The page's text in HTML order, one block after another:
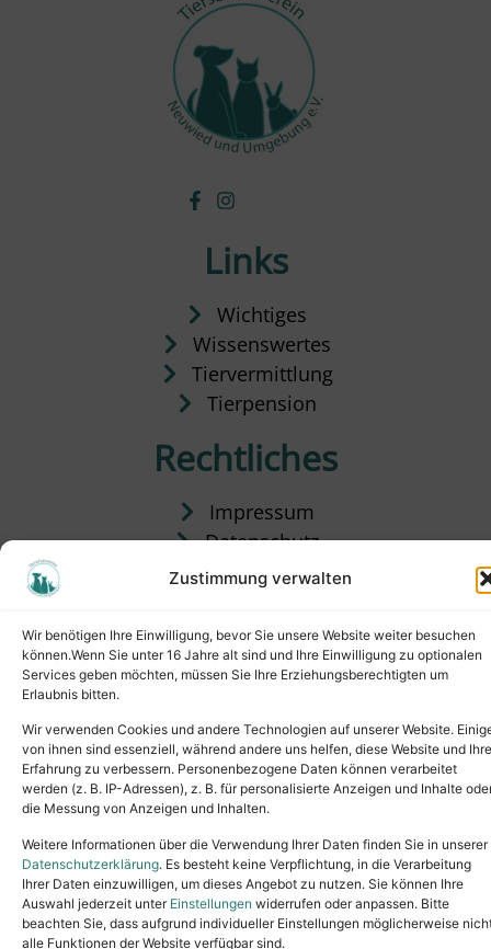
Zustimmung verwalten
Wir benötigen Ihre Einwilligung, bevor Sie unsere Website weiter besuchen
können.Wenn Sie unter 16 Jahre alt sind und Ihre Einwilligung zu optionalen
Services geben möchten, müssen Sie Ihre Erziehungsberechtigten um
Erlaubnis bitten.
Wir verwenden Cookies und andere Technologien auf unserer Website.
von ihnen sind essenziell, während andere uns helfen, diese Website und Ihre
Erfahrung zu verbessern. Personenbezogene Daten können verarbeitet
werden (z. B. IP-Adressen), z. B. für personalisierte Anzeigen und Inhalte
die Messung von Anzeigen und Inhalten.
Weitere Informationen über die Verwendung Ihrer Daten finden Sie in unserer
Datenschutzerklärung. Es besteht keine Verpflichtung, in die Verarbeitung
Ihrer Daten einzuwilligen, um dieses Angebot zu nutzen. Sie können Ihre
Auswahl jederzeit unter Einstellungen widerrufen oder anpassen. Bitte
beachten Sie, dass aufgrund individueller Einstellungen möglicherweise
alle Funktionen der Website verfügbar sind.
Links
Wichtiges
Wissenswertes
Tiervermittlung
Tierpension
Rechtliches
Impressum
Datenschutz
Satzung
Copyright © 2024. All rights reserved.
Tel.: (02631) 55356buero@tierheim-neuwied.de
Ludwigshof 1, 56567 Neuwied